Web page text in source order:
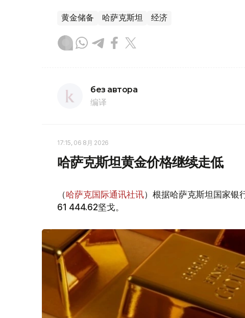
黄金储备 哈萨克斯坦 经济
без автора
编译
17:15, 06 8月 2026
哈萨克斯坦黄金价格继续走低
（哈萨克国际通讯社讯）根据哈萨克斯坦国家
61 444.62坚戈。